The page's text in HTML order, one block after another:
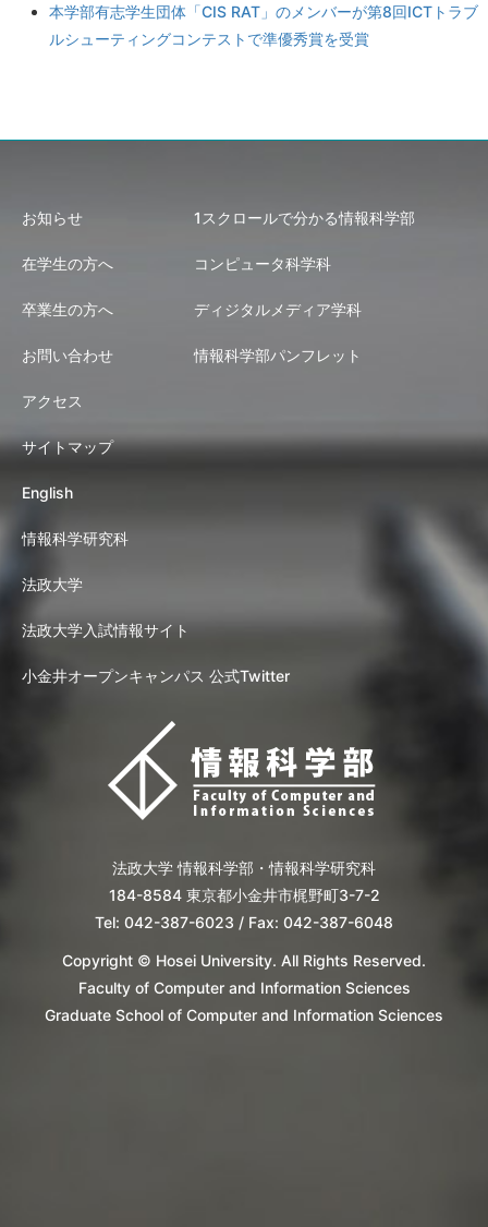
本学部有志学生団体「CIS RAT」のメンバーが第8回ICTトラブ
ルシューティングコンテストで準優秀賞を受賞
お知らせ
在学生の方へ
卒業生の方へ
お問い合わせ
アクセス
サイトマップ
English
1スクロールで分かる情報科学部
コンピュータ科学科
ディジタルメディア学科
情報科学部パンフレット
情報科学研究科
法政大学
法政大学入試情報サイト
小金井オープンキャンパス 公式Twitter
法政大学 情報科学部・情報科学研究科
184-8584 東京都小金井市梶野町3-7-2
Tel: 042-387-6023 / Fax: 042-387-6048
Copyright © Hosei University. All Rights Reserved.
Faculty of Computer and Information Sciences
Graduate School of Computer and Information Sciences